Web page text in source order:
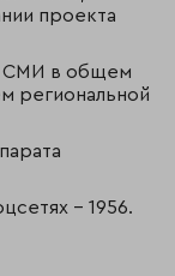
проекта
СМИ в общем
региональной
– 1956.